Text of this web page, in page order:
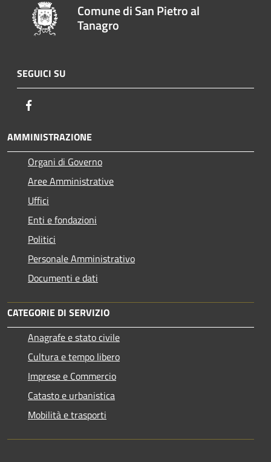
Comune di San Pietro al
Tanagro
SEGUICI SU
AMMINISTRAZIONE
Organi di Governo
Aree Amministrative
Uffici
Enti e fondazioni
Politici
Personale Amministrativo
Documenti e dati
CATEGORIE DI SERVIZIO
Anagrafe e stato civile
Cultura e tempo libero
Imprese e Commercio
Catasto e urbanistica
Mobilità e trasporti